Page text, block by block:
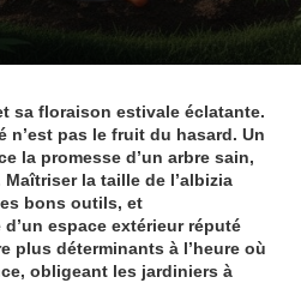
sa floraison estivale éclatante.
pas le fruit du hasard. Un
la promesse d’un arbre sain,
la taille de l’albizia
bons outils, et
espace extérieur réputé
plus déterminants à l’heure où
obligeant les jardiniers à